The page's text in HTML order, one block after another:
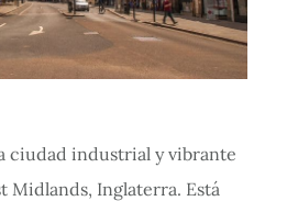
ciudad industrial y vibrante
Midlands, Inglaterra. Está